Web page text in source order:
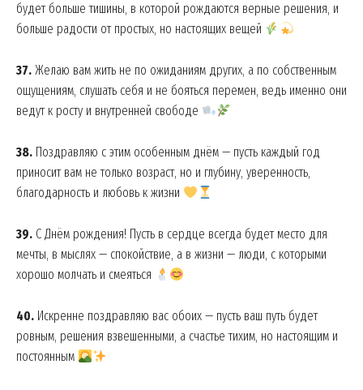
Company
About
Contact us
My account
будет больше тишины, в которой рождаются верные решения, и
больше радости от простых, но настоящих вещей
37. Желаю вам жить не по ожиданиям других, а по собственным
ощущениям, слушать себя и не бояться перемен, ведь именно они
ведут к росту и внутренней свободе
38. Поздравляю с этим особенным днём — пусть каждый год
приносит вам не только возраст, но и глубину, уверенность,
благодарность и любовь к жизни
39. С Днём рождения! Пусть в сердце всегда будет место для
мечты, в мыслях — спокойствие, а в жизни — люди, с которыми
хорошо молчать и смеяться
40. Искренне поздравляю вас обоих — пусть ваш путь будет
ровным, решения взвешенными, а счастье тихим, но настоящим и
постоянным